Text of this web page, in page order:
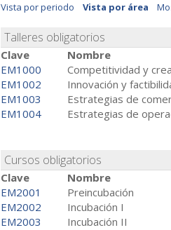
Vista por periodo Vista por área
Talleres obligatorios
Clave
Nombre
EM1000
Competitividad y
EM1002
Innovación y
EM1003
Estrategias de
EM1004
Estrategias de
Cursos obligatorios
Clave
Nombre
EM2001
Preincubación
EM2002
Incubación I
EM2003
Incubación II